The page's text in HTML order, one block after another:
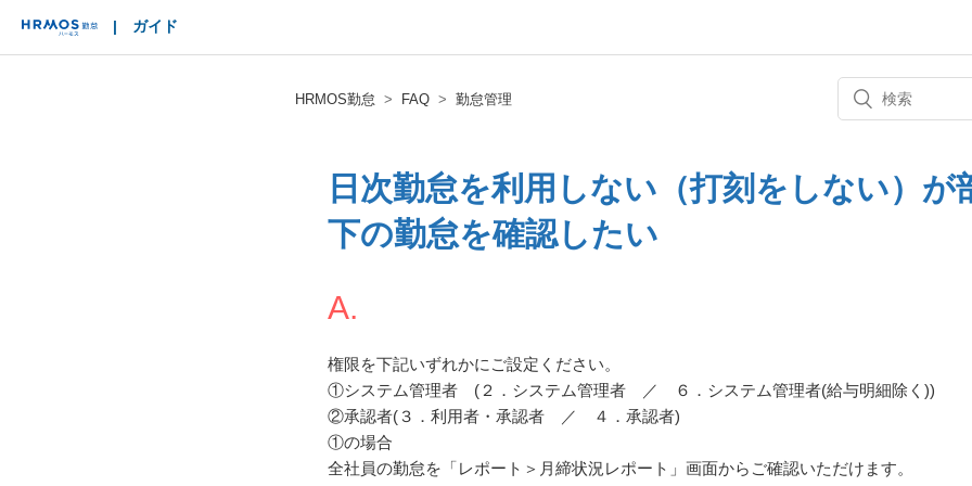
HRMOS
| ガイド
HRMOS勤怠 FAQ 勤怠管理
日次勤怠を利用しない（打刻をしない）が
下の勤怠を確認したい
A.
権限を下記いずれかにご設定ください。
①システム管理者 (２．システム管理者 ／ ６．システム管理者(給与明細除く))
②承認者(３．利用者・承認者 ／ ４．承認者)
①の場合
全社員の勤怠を「レポート＞月締状況レポート」画面からご確認いただけます。